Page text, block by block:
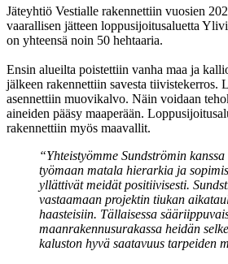
Jäteyhtiö Vestialle rakennettiin vuosien
vaarallisen jätteen loppusijoitusaluetta
on yhteensä noin 50 hehtaaria.
Ensin alueilta poistettiin vanha maa ja
jälkeen rakennettiin savesta tiivistekerros.
asennettiin muovikalvo. Näin voidaan
aineiden pääsy maaperään.
rakennettiin myös maavallit.
“Yhteistyömme Sundströmin
työmaan matala hierarkia ja
yllättivät meidät positiivisesti.
vastaamaan projektin tiukan
haasteisiin. Tällaisessa
maanrakennusurakassa heidän
kaluston hyvä saatavuus tarpeiden